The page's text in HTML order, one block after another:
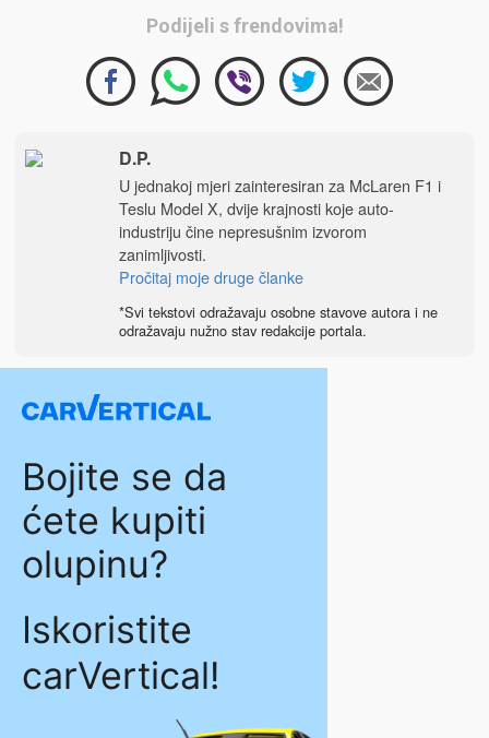
Podijeli s frendovima!
D.P.
U jednakoj mjeri zainteresiran za McLaren F1 i
Teslu Model X, dvije krajnosti koje auto-
industriju čine nepresušnim izvorom
zanimljivosti.
Pročitaj moje druge članke
*Svi tekstovi odražavaju osobne stavove autora i ne
odražavaju nužno stav redakcije portala.